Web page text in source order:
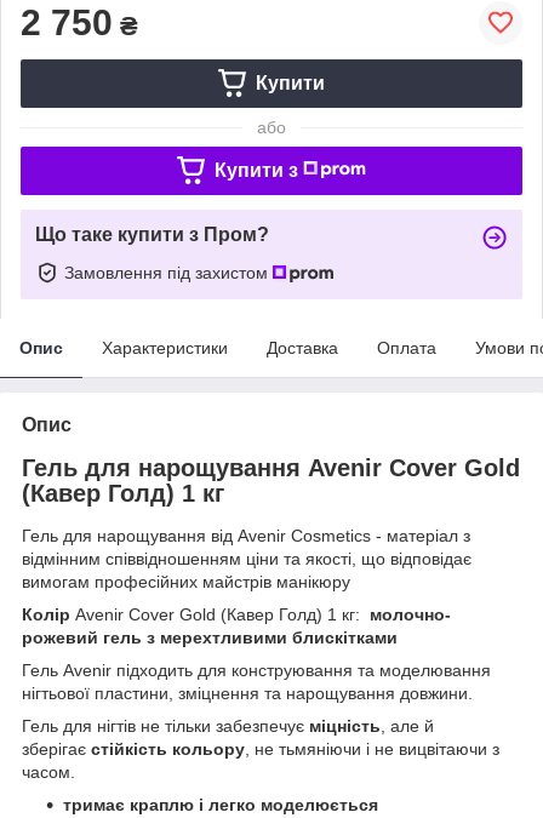
2 750 ₴
Купити
або
Купити з
Що таке купити з Пром?
Замовлення під захистом
Опис Характеристики Доставка Оплата Умови
Опис
Гель для нарощування Avenir Cover Gold
(Кавер Голд) 1 кг
Гель для нарощування від Avenir Cosmetics - матеріал з
відмінним співвідношенням ціни та якості, що відповідає
вимогам професійних майстрів манікюру
Колір Avenir Cover Gold (Кавер Голд) 1 кг:
молочно-
рожевий гель з мерехтливими блискітками
Гель Avenir підходить для конструювання та моделювання
нігтьової пластини, зміцнення та нарощування довжини.
Гель для нігтів не тільки забезпечує міцність, але й
зберігає стійкість кольору, не тьмяніючи і не вицвітаючи з
часом.
тримає краплю і легко моделюється